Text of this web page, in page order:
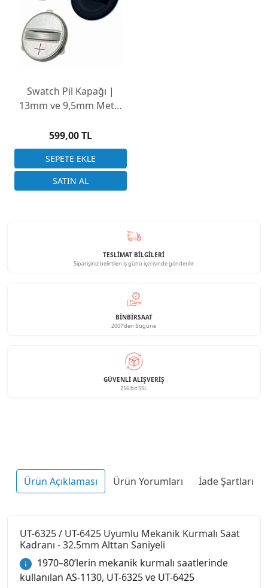
Swatch Pil Kapağı |
13mm ve 9,5mm Metal
599,00 TL
TESLİMAT BİLGİLERİ
Siparişiniz belirtilen iş günü içerisinde gönderilir.
BINBIRSAAT
2007'den Bugüne
GÜVENLI ALIŞVERIŞ
256 bit SSL
Ürün Açıklaması Ürün Yorumları İade Şartları
UT-6325 / UT-6425 Uyumlu Mekanik Kurmalı Saat
Kadranı - 32.5mm Alttan Saniyeli
1970–80’lerin mekanik kurmalı saatlerinde
kullanılan AS-1130, UT-6325 ve UT-6425